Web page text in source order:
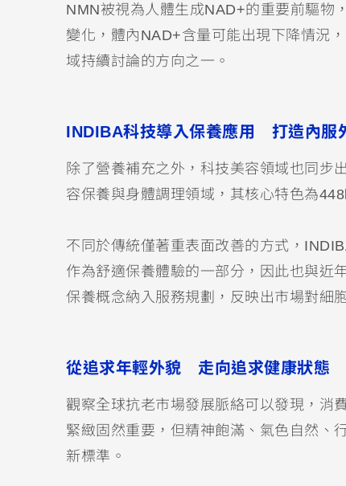
NMN被視為人體生成NAD+的重要前驅物
變化，體內NAD+含量可能出現下降情況
域持續討論的方向之一。
INDIBA科技導入保養應用 打造內服
除了營養補充之外，科技美容領域也同步
容保養與身體調理領域，其核心特色為
不同於傳統僅著重表面改善的方式，
作為舒適保養體驗的一部分，因此也與近
保養概念納入服務規劃，反映出市場對細
從追求年輕外貌 走向追求健康狀態
觀察全球抗老市場發展脈絡可以發現，消
緊緻固然重要，但精神飽滿、氣色自然、
新標準。